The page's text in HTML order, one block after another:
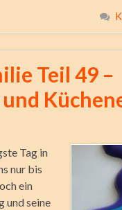
Teil 49 –
Tag in
nur bis
ein
und seine